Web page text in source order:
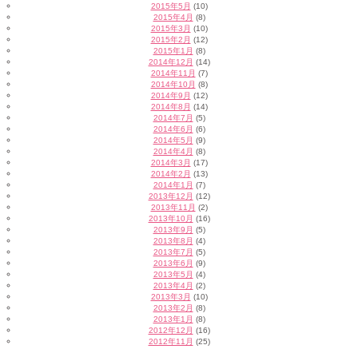
2015年5月 (10)
2015年4月 (8)
2015年3月 (10)
2015年2月 (12)
2015年1月 (8)
2014年12月 (14)
2014年11月 (7)
2014年10月 (8)
2014年9月 (12)
2014年8月 (14)
2014年7月 (5)
2014年6月 (6)
2014年5月 (9)
2014年4月 (8)
2014年3月 (17)
2014年2月 (13)
2014年1月 (7)
2013年12月 (12)
2013年11月 (2)
2013年10月 (16)
2013年9月 (5)
2013年8月 (4)
2013年7月 (5)
2013年6月 (9)
2013年5月 (4)
2013年4月 (2)
2013年3月 (10)
2013年2月 (8)
2013年1月 (8)
2012年12月 (16)
2012年11月 (25)